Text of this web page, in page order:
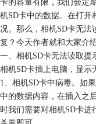
机SD卡中的数据。在打开
况。那么，相机SD卡无法
复？今天作者就和大家介
一、相机SD卡无法读取提
相机SD卡插上电脑，显示
1、相机SD卡中病毒。如
中的数据内容，在插入之
时我们需要对相机SD卡